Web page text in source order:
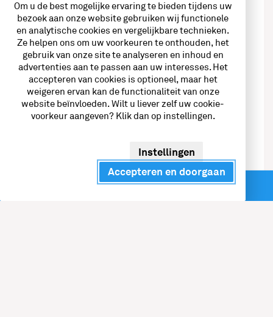
NXTEnergie Management
Systeem
Loopt je stroomverbruik soms tegen de grenzen van
je netaansluiting? Dan dreigt overbelasting. Met het
NXT Energie Management Systeem (EMS) voorkom
je dit probleem en benut je de maximale capaciteit
Via één slim softwareplatform beheer je eenvoudig je
complete energiehuishouding: van laadpunten tot
Direct contact
Om u de best mogelijke ervaring te bieden tijdens uw
bezoek aan onze website gebruiken wij functionele
en analytische cookies en vergelijkbare technieken.
Ze helpen ons om uw voorkeuren te onthouden, het
gebruik van onze site te analyseren en inhoud en
advertenties aan te passen aan uw interesses. Het
accepteren van cookies is optioneel, maar het
weigeren ervan kan de functionaliteit van onze
website beïnvloeden. Wilt u liever zelf uw cookie-
voorkeur aangeven? Klik dan op instellingen.
Instellingen
Accepteren en doorgaan